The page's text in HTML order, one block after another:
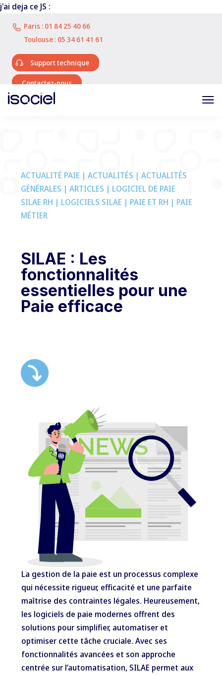
j'ai deja ce JS :
Paris : 01 84 25 40 66
Toulouse : 05 34 61 41 61
Support technique
Contactez-nous
ACTUALITÉ PAIE | ACTUALITÉS | ACTUALITÉS
GÉNÉRALES | ARTICLES | LOGICIEL DE PAIE
SILAE RH | LOGICIELS SILAE | PAIE ET RH | PAIE
MÉTIER
SILAE : Les
fonctionnalités
essentielles pour une
Paie efficace
La gestion de la paie est un processus complexe
qui nécessite rigueur, efficacité et une parfaite
maîtrise des contraintes légales. Heureusement,
les logiciels de paie modernes offrent des
solutions pour simplifier, automatiser et
optimiser cette tâche cruciale. Avec ses
fonctionnalités avancées et son approche
centrée sur l’automatisation, SILAE permet aux